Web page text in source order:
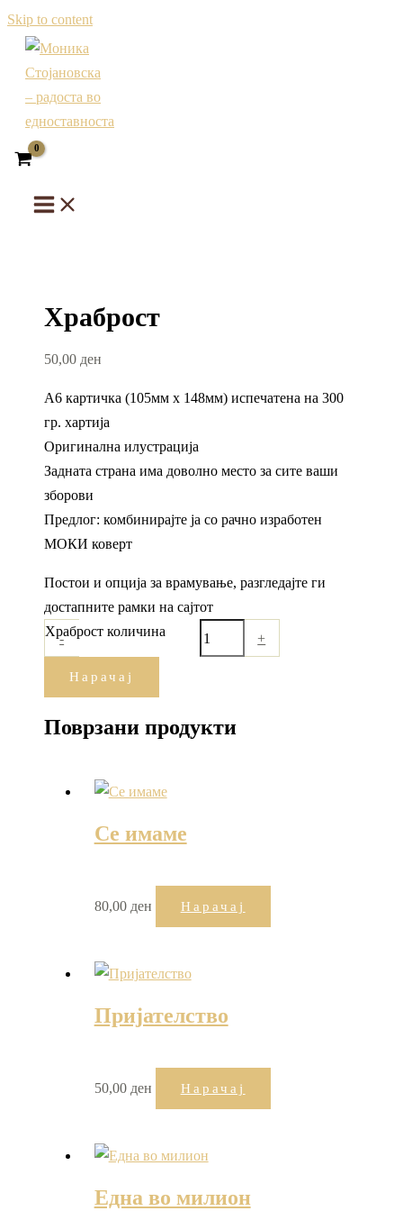
Skip to content
Храброст
50,00 ден
А6 картичка (105мм х 148мм) испечатена на 300
гр. хартија
Оригинална илустрација
Задната страна има доволно место за сите ваши
зборови
Предлог: комбинирајте ја со рачно изработен
МОКИ коверт
Постои и опција за врамување, разгледајте ги
достапните рамки на сајтот
-
Храброст количина +
Нарачај
Поврзани продукти
Се имаме
80,00 ден Нарачај
Пријателство
50,00 ден Нарачај
Една во милион